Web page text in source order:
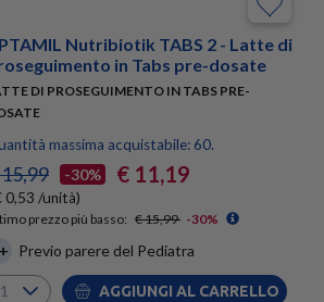
Nutribiotik TABS 2 - Latte di
in Tabs pre-dosate
DI PROSEGUIMENTO IN TABS PRE-
massima acquistabile: 60.
-30% € 11,19
0,53 /unità)
prezzo più basso: € 15,99 -30%
Previo parere del Pediatra
AGGIUNGI AL CARRELLO